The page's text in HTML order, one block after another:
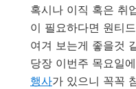
혹시나 이직 혹은 취
이 필요하다면 원티
여겨 보는게 좋을것
당장 이번주 목요일에
행사가 있으니 꼭꼭